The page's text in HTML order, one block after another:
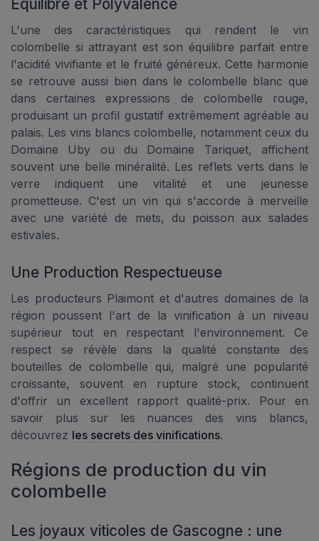
Équilibre et Polyvalence
L'une des caractéristiques qui rendent le vin
colombelle si attrayant est son équilibre parfait entre
l'acidité vivifiante et le fruité généreux. Cette harmonie
se retrouve aussi bien dans le colombelle blanc que
dans certaines expressions de colombelle rouge,
produisant un profil gustatif extrêmement agréable au
palais. Les vins blancs colombelle, notamment ceux du
Domaine Uby ou du Domaine Tariquet, affichent
souvent une belle minéralité. Les reflets verts dans le
verre indiquent une vitalité et une jeunesse
prometteuse. C'est un vin qui s'accorde à merveille
avec une variété de mets, du poisson aux salades
estivales.
Une Production Respectueuse
Les producteurs Plaimont et d'autres domaines de la
région poussent l'art de la vinification à un niveau
supérieur tout en respectant l'environnement. Ce
respect se révèle dans la qualité constante des
bouteilles de colombelle qui, malgré une popularité
croissante, souvent en rupture stock, continuent
d'offrir un excellent rapport qualité-prix. Pour en
savoir plus sur les nuances des vins blancs,
découvrez les secrets des vinifications.
Régions de production du vin
colombelle
Les joyaux viticoles de Gascogne : une